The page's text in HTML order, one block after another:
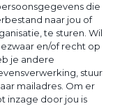
die
naar jou of
te sturen. Wil
en/of recht op
je andere
stuur
mailadres. Om er
inzage door jou is